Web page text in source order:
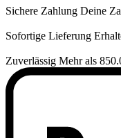
Sichere Zahlung Deine
Sofortige Lieferung
Zuverlässig Mehr als